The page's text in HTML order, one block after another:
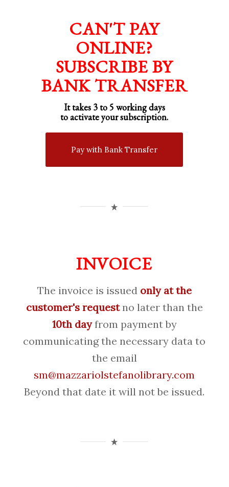
CAN'T PAY
ONLINE?
SUBSCRIBE BY
BANK TRANSFER
It takes 3 to 5 working days
to activate your subscription.
Pay with Bank Transfer
INVOICE
The invoice is issued only at the
customer's requestno later than the
10th dayfrom payment by
communicating the necessary data to
the email
sm@mazzariolstefanolibrary.com
Beyond that date it will not be issued.